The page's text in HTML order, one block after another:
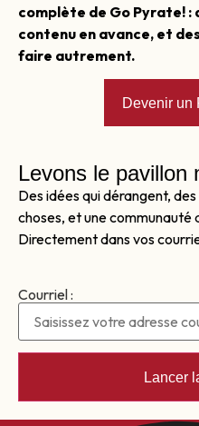
complète de Go Pyrate! :
contenu en avance, et
faire autrement.
Devenir un
Levons le pavillon
Des idées qui dérangent,
choses, et une communauté
Directement dans vos
Courriel :